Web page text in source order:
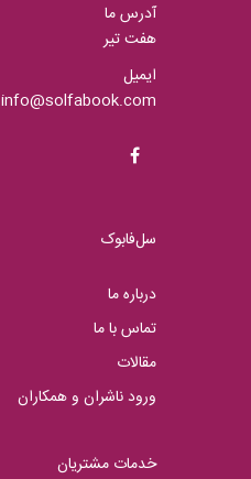
آدرس ما
هفت تیر
ایمیل
info@solfabook.com
سل‌فابوک
درباره ما
تماس با ما
مقالات
ورود ناشران و همکاران
خدمات مشتریان